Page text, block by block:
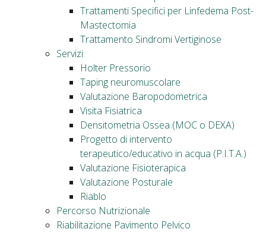
Trattamenti Specifici per Linfedema Post-
Mastectomia
Trattamento Sindromi Vertiginose
Servizi
Holter Pressorio
Taping neuromuscolare
Valutazione Baropodometrica
Visita Fisiatrica
Densitometria Ossea (MOC o DEXA)
Progetto di intervento
terapeutico/educativo in acqua (P.I.T.A.)
Valutazione Fisioterapica
Valutazione Posturale
Riablo
Percorso Nutrizionale
Riabilitazione Pavimento Pelvico